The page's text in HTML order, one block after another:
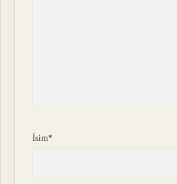
İsim*